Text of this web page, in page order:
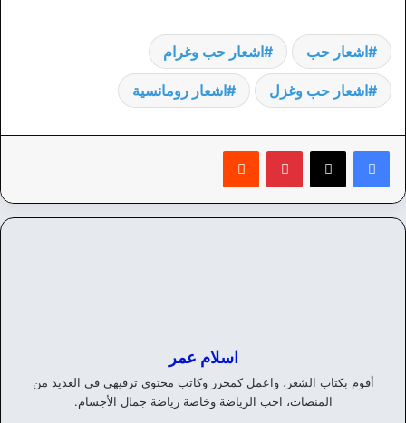
اشعار حب اشعار حب وغرام
اشعار حب وغزل اشعار رومانسية
بينتيريست
اسلام عمر
أقوم بكتاب الشعر، واعمل كمحرر وكاتب محتوي ترفيهي في العديد من
المنصات، احب الرياضة وخاصة رياضة جمال الأجسام.